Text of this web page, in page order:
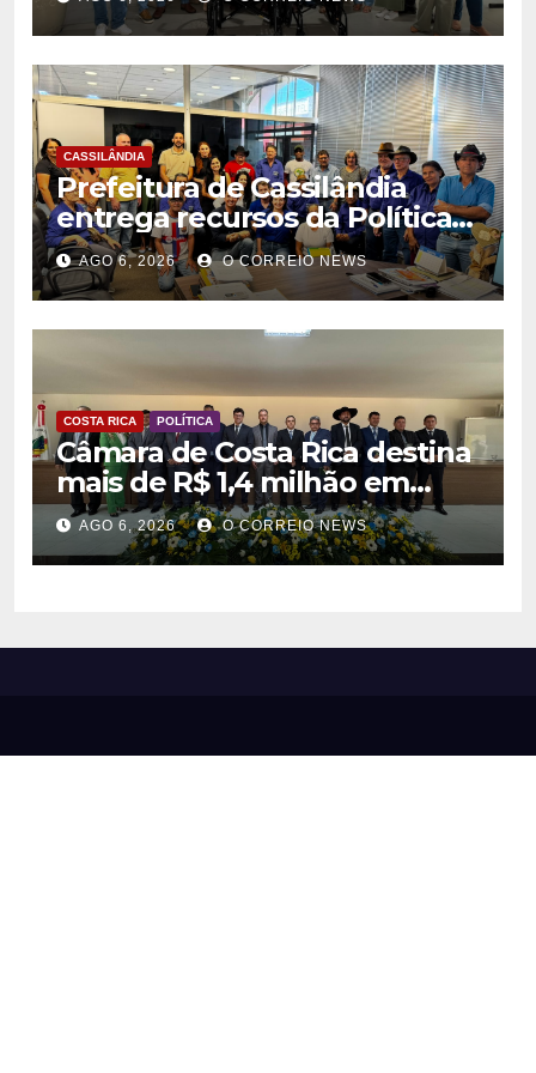
na rede municipal de saúde
CASSILÂNDIA
Prefeitura de Cassilândia
entrega recursos da Política
Nacional Aldir Blanc a
agentes culturais
AGO 6, 2026 O CORREIO NEWS
COSTA RICA POLÍTICA
Câmara de Costa Rica destina
mais de R$ 1,4 milhão em
emendas para investimentos
em diversas áreas
AGO 6, 2026 O CORREIO NEWS